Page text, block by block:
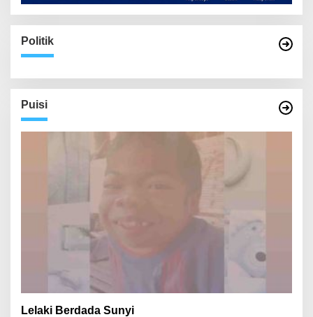
Politik
Puisi
Lelaki Berdada Sunyi